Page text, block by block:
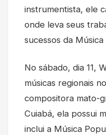
instrumentista, ele
onde leva seus
sucessos da
No sábado, dia 11,
músicas regionais
compositora mato-
Cuiabá, ela possui
inclui a Música